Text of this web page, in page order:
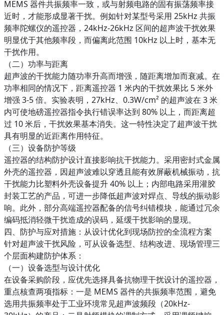
MEMS 器件共振频率一致，或与射频电路的固有振荡频率接
近时，才能形成显著干扰。例如针对某型号采用 25kHz 共振
频率陀螺仪的遥控器，24kHz-26kHz 区间的超声波干扰效果
明显优于其他频率段，而偏离此范围 10kHz 以上时，基本无
干扰作用。​
（二）功率与距离​
超声波的干扰能力随功率升高而增强，随距离增加而衰减。在
功率相同的情况下，距离遥控器 1 米内的干扰效果比 5 米外
增强 3-5 倍。实验表明，27kHz、0.3W/cm² 的超声波在 3 米
内可使地磅遥控器指令执行错误率达到 80% 以上，而距离超
过 10 米后，干扰效果基本消失。这一特性决定了超声波干扰
具有明显的近距离作用特征。​
（三）设备防护等级​
遥控器的结构防护设计直接影响抗干扰能力。采用密封式金属
外壳的遥控器，因超声波难以穿透且能有效屏蔽机械振动，抗
干扰能力比塑料外壳设备提升 40% 以上；内部电路采用灌胶
封装工艺的产品，可进一步降低超声波对焊点、导线的振动影
响。此外，部分高端遥控器配备的信号纠错模块，能通过冗余
编码抵消轻微干扰造成的误码，延缓干扰影响的显现。​
四、防护与应对措施：从设计优化到现场防控的全流程方案​
针对超声波干扰风险，可从设备选型、结构改进、现场管理三
个层面构建防护体系：​
（一）设备选型与设计优化​
在设备采购阶段，应优先选择具备抗物理干扰设计的遥控器，
重点核查两项指标：一是 MEMS 器件的共振频率范围，避免
选用共振频率处于工业环境常见超声波频段（20kHz-